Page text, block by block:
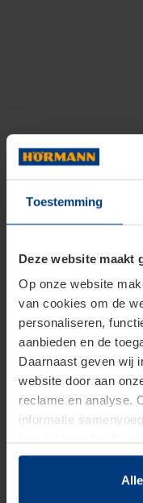
Toestemming
Deze website maakt
Op onze website
van cookies om de
personaliseren,
aanbieden en de
Daarnaast geven wij
website door aan
reclame en analyse.
informatie
hun diensten hebben
Juridisch hebben wij